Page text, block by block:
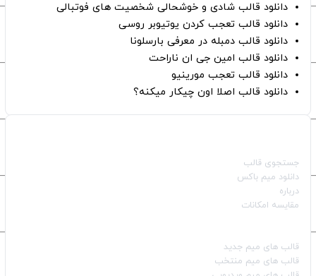
دانلود قالب شادی و خوشحالی شخصیت های فوتبالی
دانلود قالب تعجب کردن یوتیوبر روسی
دانلود قالب دمبله در معرفی بارسلونا
دانلود قالب امین جی ان ناراحت
دانلود قالب تعجب مورینیو
دانلود قالب اصلا اون چیکار میکنه؟
جستجوی قالب
دانلود میم باکس
درباره
مقایسه امکانات
قالب‌ های میم جدید
قالب‌ های میم منتخب